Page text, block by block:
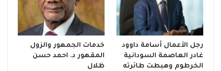
رجل الأعمال أسامة داوود
غادر العاصمة السودانية
الخرطوم وهبطت طائرته
خدمات الجمهور والزول
المقهور د. احمد حسن
ظلال